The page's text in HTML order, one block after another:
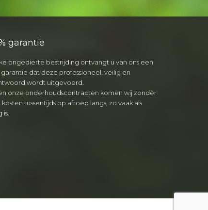
garantie
ongedierte bestrijding ontvangt u van ons een
garantie dat deze professioneel, veilig en
wordt uitgevoerd.
onze onderhoudscontracten komen wij zonder
tussentijds op afroep langs, zo vaak als
is.